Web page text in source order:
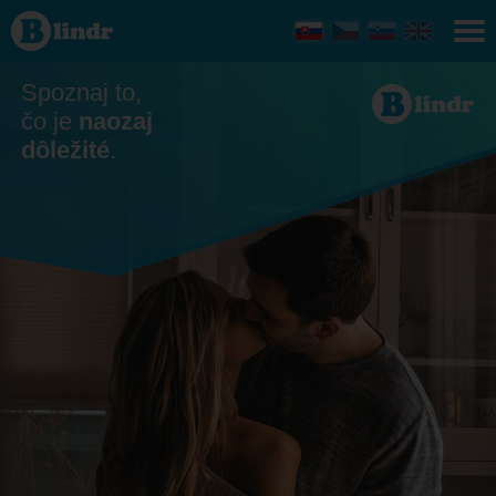
Zoznamka
- On
hľadá ju
Spoznaj to,
čo je naozaj
dôležité.